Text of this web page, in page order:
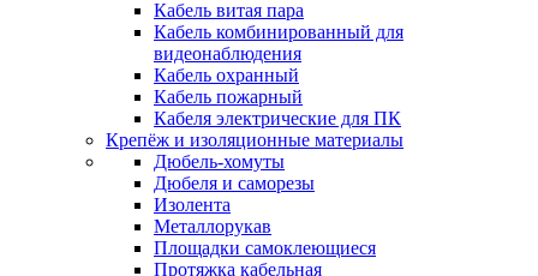
Кабель витая пара
Кабель комбинированный для
видеонаблюдения
Кабель охранный
Кабель пожарный
Кабеля электрические для ПК
Крепёж и изоляционные материалы
Дюбель-хомуты
Дюбеля и саморезы
Изолента
Металлорукав
Площадки самоклеющиеся
Протяжка кабельная